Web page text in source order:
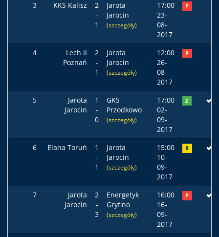
3 KKS Kalisz
2
-
1
Jarota
Jarocin
(szczegóły)
17:00
23-
08-
2017
P
4
Lech II
Poznań
2
-
1
Jarota
Jarocin
(szczegóły)
12:00
26-
08-
2017
P
5
Jarota
Jarocin
1
-
0
GKS
Przodkowo
(szczegóły)
17:00
02-
09-
2017
Z
6 Elana Toruń
1
-
1
Jarota
Jarocin
(szczegóły)
15:00
10-
09-
2017
R
7
Jarota
Jarocin
2
-
3
Energetyk
Gryfino
(szczegóły)
16:00
16-
09-
2017
P